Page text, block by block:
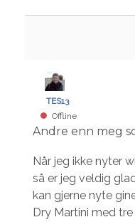
TES13
Offline
Andre enn meg
Når jeg ikke nyter
så er jeg veldig
kan gjerne nyte
Dry Martini med